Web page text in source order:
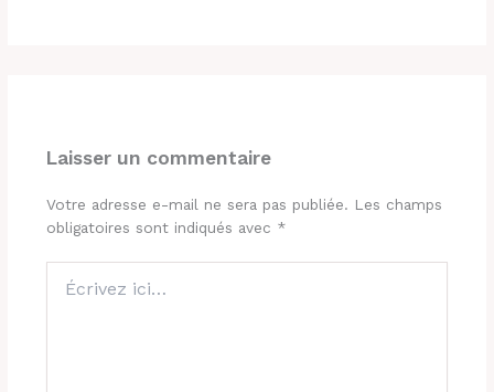
Laisser un commentaire
Votre adresse e-mail ne sera pas publiée. Les champs
obligatoires sont indiqués avec *
ici…